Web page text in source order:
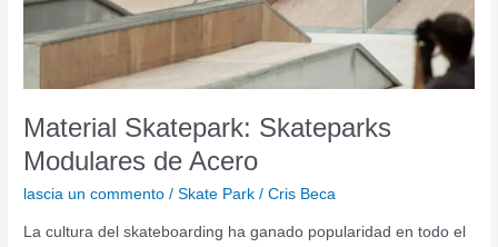
Material Skatepark: Skateparks
Modulares de Acero
lascia un commento /Skate Park /Cris Beca
La cultura del skateboarding ha ganado popularidad en todo el